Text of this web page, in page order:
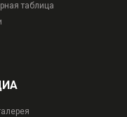
таблица